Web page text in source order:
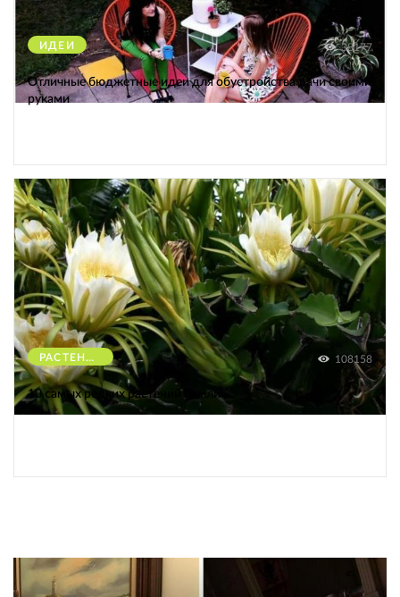
ИДЕИ 38177
Отличные бюджетные идеи для обустройства дачи своими
руками
РАСТЕНИЯ 108158
10 самых редких растений Земли